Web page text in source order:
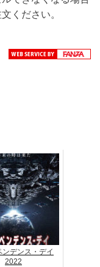
ください。
ンデンス・デイ
2022